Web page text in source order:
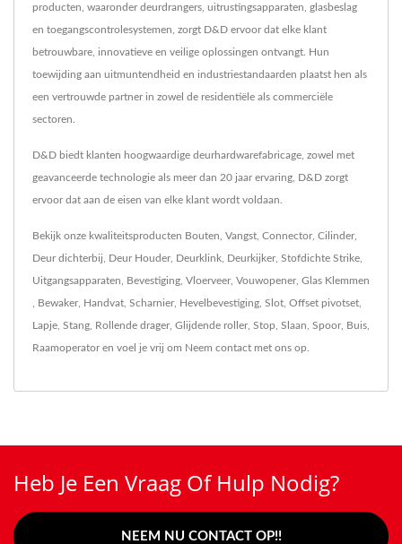
producten, waaronder deurdrangers, uitrustingsapparaten, glasbeslag
en toegangscontrolesystemen, zorgt D&D ervoor dat elke klant
betrouwbare, innovatieve en veilige oplossingen ontvangt. Hun
toewijding aan uitmuntendheid en industriestandaarden plaatst hen als
een vertrouwde partner in zowel de residentiële als commerciële
sectoren.
D&D biedt klanten hoogwaardige deurhardwarefabricage, zowel met
geavanceerde technologie als meer dan 20 jaar ervaring, D&D zorgt
ervoor dat aan de eisen van elke klant wordt voldaan.
Bekijk onze kwaliteitsproducten Bouten Vangst Connector, Cilinder,
Deur dichterbij Deur Houder, Deurklink Deurkijker, Stofdichte Strike
Uitgangsapparaten Bevestiging Vloerveer, Vouwopener, Glas Klemmen
Bewaker, Handvat Scharnier, Hevelbevestiging Slot Offset pivotset
Lapje Stang Rollende drager, Glijdende roller, Stop Slaan Spoor, Buis
Raamoperatoren voel je vrij om Neem contact met ons op
Heb Je Een Vraag Of Hulp Nodig?
NEEM NU CONTACT OP!!